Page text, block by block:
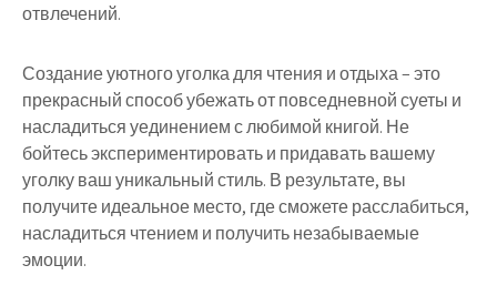
отвлечений.
Создание уютного уголка для чтения и отдыха – это
прекрасный способ убежать от повседневной суеты и
насладиться уединением с любимой книгой. Не
бойтесь экспериментировать и придавать вашему
уголку ваш уникальный стиль. В результате, вы
получите идеальное место, где сможете расслабиться,
насладиться чтением и получить незабываемые
эмоции.